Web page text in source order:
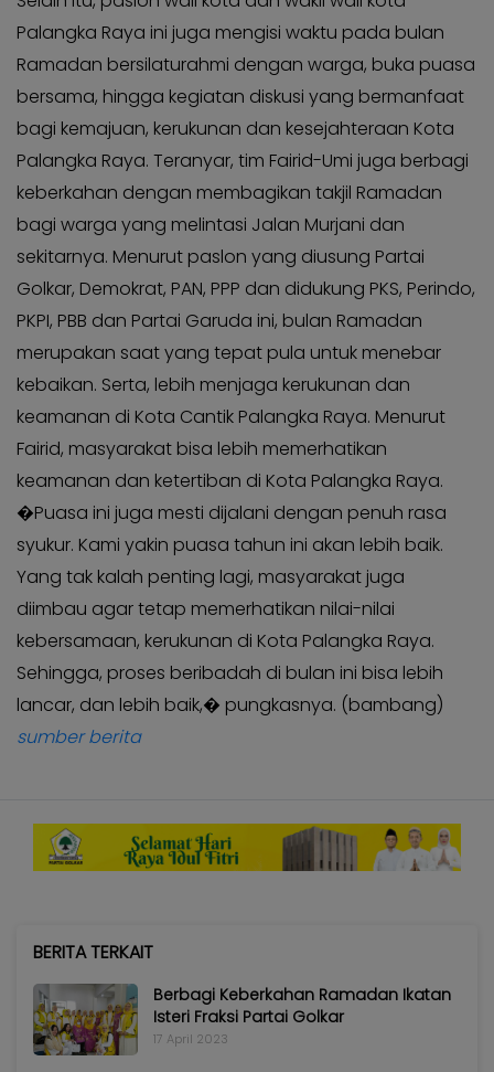
Palangka Raya ini juga mengisi waktu pada bulan
Ramadan bersilaturahmi dengan warga, buka puasa
bersama, hingga kegiatan diskusi yang bermanfaat
bagi kemajuan, kerukunan dan kesejahteraan Kota
Palangka Raya. Teranyar, tim Fairid-Umi juga berbagi
keberkahan dengan membagikan takjil Ramadan
bagi warga yang melintasi Jalan Murjani dan
sekitarnya. Menurut paslon yang diusung Partai
Golkar, Demokrat, PAN, PPP dan didukung PKS, Perindo,
PKPI, PBB dan Partai Garuda ini, bulan Ramadan
merupakan saat yang tepat pula untuk menebar
kebaikan. Serta, lebih menjaga kerukunan dan
keamanan di Kota Cantik Palangka Raya. Menurut
Fairid, masyarakat bisa lebih memerhatikan
keamanan dan ketertiban di Kota Palangka Raya.
�Puasa ini juga mesti dijalani dengan penuh rasa
syukur. Kami yakin puasa tahun ini akan lebih baik.
Yang tak kalah penting lagi, masyarakat juga
diimbau agar tetap memerhatikan nilai-nilai
kebersamaan, kerukunan di Kota Palangka Raya.
Sehingga, proses beribadah di bulan ini bisa lebih
lancar, dan lebih baik,� pungkasnya. (bambang)
sumber berita
BERITA TERKAIT
Berbagi Keberkahan Ramadan Ikatan
Isteri Fraksi Partai Golkar
17 April 2023